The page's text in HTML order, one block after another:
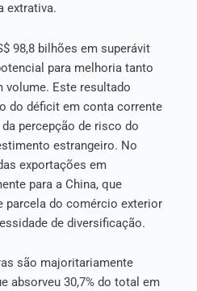
extrativa.
98,8 bilhões em superávit
para melhoria tanto
volume. Este resultado
do déficit em conta corrente
percepção de risco do
estrangeiro. No
exportações em
para a China, que
parcela do comércio exterior
de diversificação.
são majoritariamente
absorveu 30,7% do total em